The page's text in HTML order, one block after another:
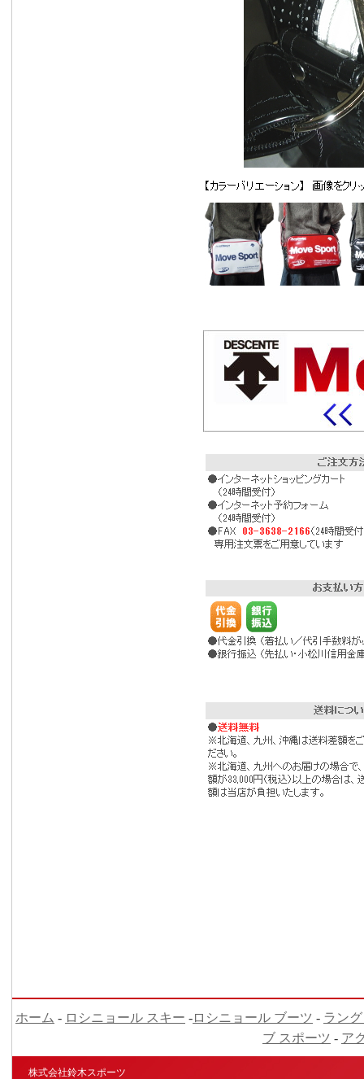
ホーム - ロシニョール スキー -ロシニョール ブーツ - ラン
ブ スポーツ - ア
株式会社鈴木スポーツ